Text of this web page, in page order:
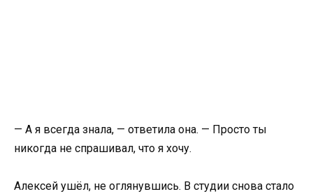
— А я всегда знала, — ответила она. — Просто ты
никогда не спрашивал, что я хочу.
Алексей ушёл, не оглянувшись. В студии снова стало